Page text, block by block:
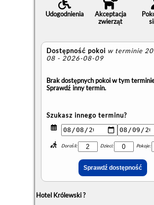
Udogodnienia
Akceptacja
zwierząt
Dostępność pokoi w terminie
08 - 2026-08-09
Brak dostępnych pokoi w tym
Sprawdź inny termin.
Szukasz innego terminu?
Dorośli: Dzieci: Pokoje:
Hotel Królewski ?